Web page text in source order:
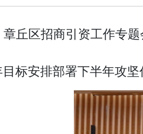
丘区招商引资工作专
标安排部署下半年攻